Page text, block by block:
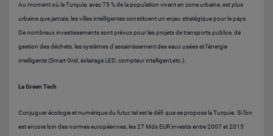
Au moment où la Turquie, avec 75 % de la population vivant en zone urbaine, est plus
urbaine que jamais, les villes intelligentes constituent un enjeu stratégique pour le pays.
De nombreux investissements sont prévus pour les projets de transports publics, de
gestion des déchets, les systèmes d'assainissement des eaux usées et l’énergie
intelligente (Smart Grid, éclairage LED, compteur intelligent,etc.).
La Green Tech
Conjuguer écologie et numérique du futur, tel est le défi que se propose la Turquie. Si l’on
est encore loin des normes européennes, les 27 Mds EUR investis entre 2007 et 2015